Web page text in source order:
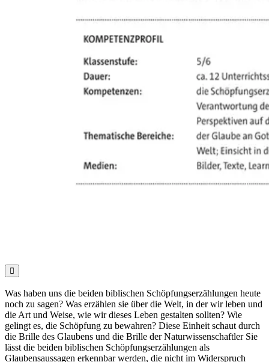

Was haben uns die beiden biblischen Schöpfungserzählungen heute
noch zu sagen? Was erzählen sie über die Welt, in der wir leben und
die Art und Weise, wie wir dieses Leben gestalten sollten? Wie
gelingt es, die Schöpfung zu bewahren? Diese Einheit schaut durch
die Brille des Glaubens und die Brille der Naturwissenschaftler Sie
lässt die beiden biblischen Schöpfungserzählungen als
Glaubensaussagen erkennbar werden, die nicht im Widerspruch